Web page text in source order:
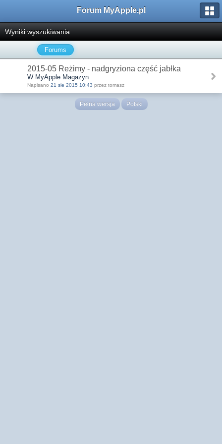
Forum MyApple.pl
Wyniki wyszukiwania
Forums
2015-05 Reżimy - nadgryziona część jabłka
W MyApple Magazyn
Napisano 21 sie 2015 10:43 przez tomasz
Pełna wersja Polski